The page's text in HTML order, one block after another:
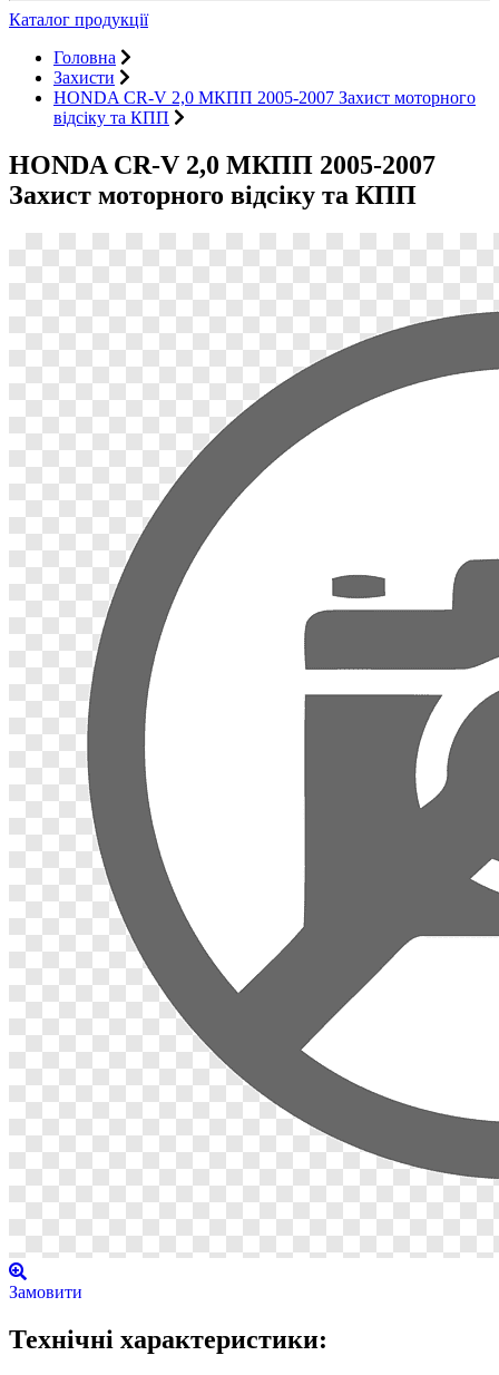
Каталог продукції
Головна
Захисти
HONDA CR-V 2,0 МКПП 2005-2007 Захист моторного
відсіку та КПП
HONDA CR-V 2,0 МКПП 2005-2007
Захист моторного відсіку та КПП
Замовити
Технічні характеристики: